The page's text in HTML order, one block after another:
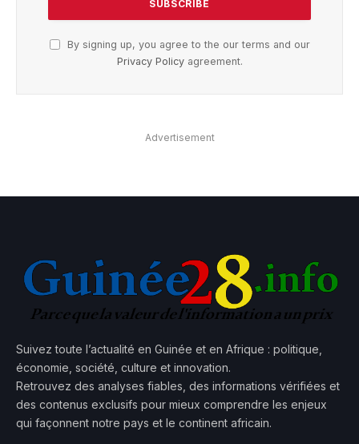
By signing up, you agree to the our terms and our
Privacy Policyagreement.
Advertisement
Suivez toute l’actualité en Guinée et en Afrique : politique,
économie, société, culture et innovation.
Retrouvez des analyses fiables, des informations vérifiées et
des contenus exclusifs pour mieux comprendre les enjeux
qui façonnent notre pays et le continent africain.